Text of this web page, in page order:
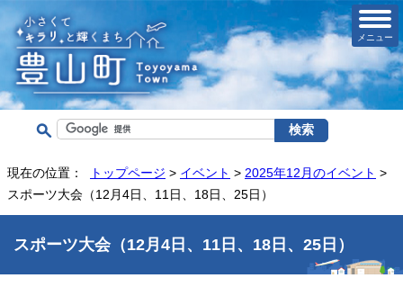
メニュー
現在の位置： トップページ > イベント > 2025年12月のイベント >
スポーツ大会（12月4日、11日、18日、25日）
スポーツ大会（12月4日、11日、18日、25日）